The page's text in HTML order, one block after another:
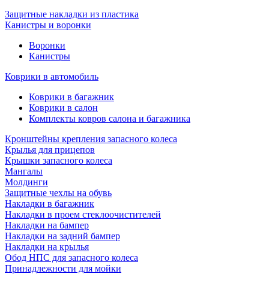
Защитные накладки из пластика
Канистры и воронки
Воронки
Канистры
Коврики в автомобиль
Коврики в багажник
Коврики в салон
Комплекты ковров салона и багажника
Кронштейны крепления запасного колеса
Крылья для прицепов
Крышки запасного колеса
Мангалы
Молдинги
Защитные чехлы на обувь
Накладки в багажник
Накладки в проем стеклоочистителей
Накладки на бампер
Накладки на задний бампер
Накладки на крылья
Обод НПС для запасного колеса
Принадлежности для мойки